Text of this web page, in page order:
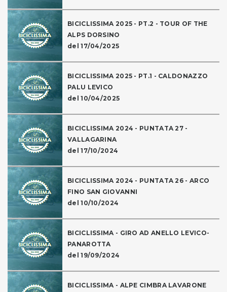
BICICLISSIMA 2025 - PT.2 - TOUR OF THE
ALPS DORSINO
del 17/04/2025
BICICLISSIMA 2025 - PT.1 - CALDONAZZO
PALU LEVICO
del 10/04/2025
BICICLISSIMA 2024 - PUNTATA 27 -
VALLAGARINA
del 17/10/2024
BICICLISSIMA 2024 - PUNTATA 26 - ARCO
FINO SAN GIOVANNI
del 10/10/2024
BICICLISSIMA - GIRO AD ANELLO LEVICO-
PANAROTTA
del 19/09/2024
BICICLISSIMA - ALPE CIMBRA LAVARONE